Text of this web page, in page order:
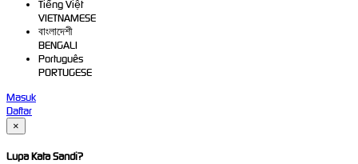
Tiếng Việt
VIETNAMESE
বাংলাদেশী
BENGALI
Português
PORTUGESE
Masuk
Daftar
×
Lupa Kata Sandi?